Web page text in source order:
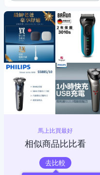
馬上比買最好
相似商品比比看
去比較